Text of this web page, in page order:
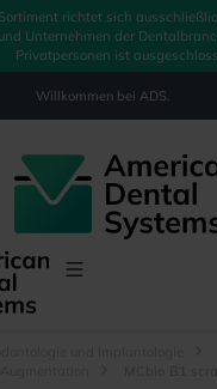
richtet sich
Unternehmen der
Privatpersonen ist
Willkommen bei ADS.